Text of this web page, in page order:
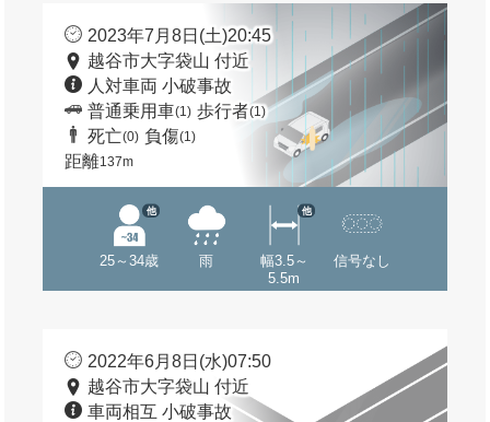
2023年7月8日(土)20:45
越谷市大字袋山 付近
人対車両 小破事故
普通乗用車(1) 歩行者(1)
死亡(0) 負傷(1)
距離137m
25～34歳
他
雨
幅3.5～
5.5m
他
信号なし
2022年6月8日(水)07:50
越谷市大字袋山 付近
車両相互 小破事故